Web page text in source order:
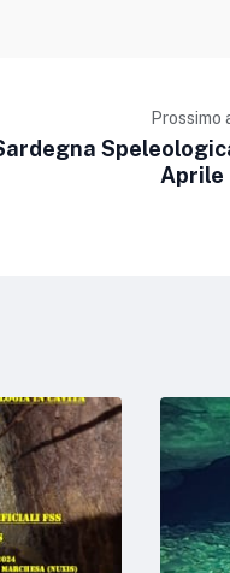
Prossimo
Aprile